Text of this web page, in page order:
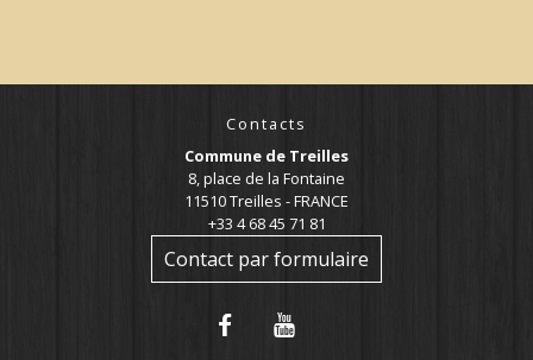
Contacts
Commune de Treilles
8, place de la Fontaine
11510 Treilles - FRANCE
+33 4 68 45 71 81
Contact par formulaire